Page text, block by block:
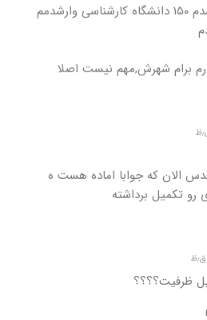
من تو حقوق خصوصی شدم ١۵٠ دانشگاه کارشناسی وارشدمم
برام شهرش,مهم نیست اصلا
الان که جوابا اماده هست ه
تکمیل برداشته
ظرفیت؟؟؟؟